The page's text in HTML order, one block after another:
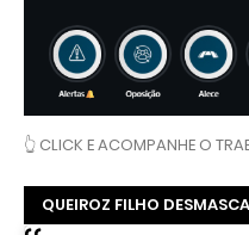
👆 CLICK E ACOMPANHE O
QUEIROZ FILHO